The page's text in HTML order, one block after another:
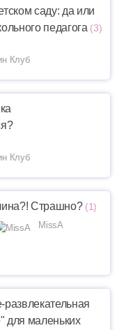
саду: да или
педагога (3)
Клуб
Клуб
Страшно? (1)
MissA
для маленьких